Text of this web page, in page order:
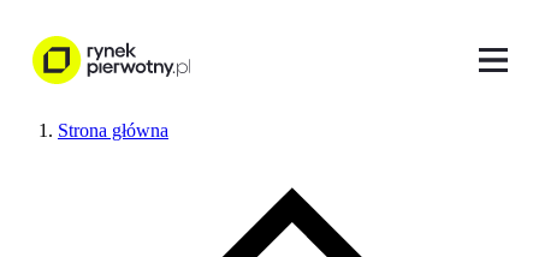
Strona główna